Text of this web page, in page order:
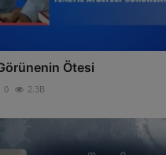
Ötesi
0 2.3B